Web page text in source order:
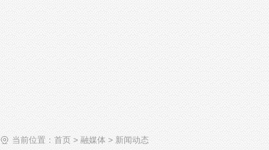
当前位置： 首页 > 融媒体 > 新闻动态